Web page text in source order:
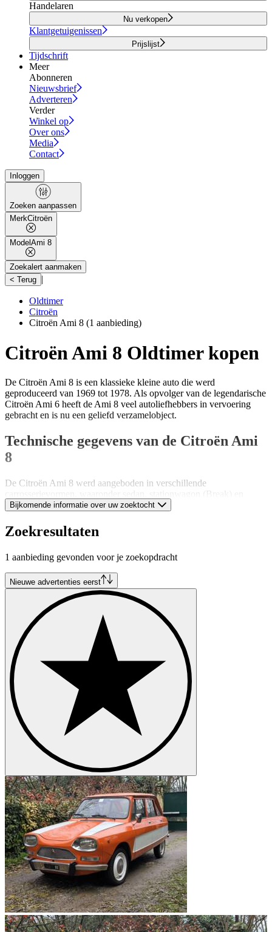
Handelaren
Nu verkopen
Klantgetuigenissen
Prijslijst
Tijdschrift
Meer
Abonneren
Nieuwsbrief
Adverteren
Verder
Winkel op
Over ons
Media
Contact
Inloggen
Zoeken aanpassen
MerkCitroën
Model Ami 8
Zoekalert aanmaken
< Terug |
Oldtimer
Citroën
Citroën Ami 8 (1 aanbieding)
Citroën Ami 8 Oldtimer kopen
De Citroën Ami 8 is een klassieke kleine auto die werd
geproduceerd van 1969 tot 1978. Als opvolger van de legendarische
Citroën Ami 6 heeft de Ami 8 veel autoliefhebbers in vervoering
gebracht en is nu een geliefd verzamelobject.
Technische gegevens van de Citroën Ami
8
De Citroën Ami 8 werd aangeboden in verschillende
carrosserievormen, waaronder sedan, stationwagon (Break) en
cabriolet. De afmetingen van het voertuig waren 3,87 m lang, 1,52
gewicht varieerde van 760 kg tot 830 kg, afhankelijk van het model.
met schroefveren en telescopische schokdempers, terwijl de
telescopische schokdempers. De stuurinrichting was een tandheugel
en het remsysteem bestond uit schijfremmen voor en
trommelremmen achter.
Citroën Ami 8 motorvarianten
De Citroën Ami 8 werd aangeboden met twee verschillende
motoren. Beide waren luchtgekoelde tweecilinder boxermotoren met
een cilinderinhoud van 602 cc:
Ami 8 602: Deze motor had een vermogen van 35 pk bij 5.750 tpm
en een maximumkoppel van 42 Nm bij 3.500 tpm.
Ami 8 Super: De krachtigere motor bood 50 pk bij 6. 750 tpm en
een maximumkoppel van 57 Nm bij 4.000 tpm.
Beide motoren waren gekoppeld aan een handgeschakelde
vierversnellingsbak.
Aantal stuks
In totaal zijn er ongeveer 1,2 miljoen Citroën Ami 8 geproduceerd in
verschillende carrosserie-uitvoeringen. De verdeling van de
aantallen was als volgt:
Ami 8 sedan: ongeveer 722.000 stuks
Ami 8 Break: ongeveer 423.000 stuks
Ami 8 cabriolet: ongeveer 55.000 stuks
Bijkomende informatie over uw zoektocht
Zoekresultaten
1 aanbieding gevonden voor je zoekopdracht
Nieuwe advertenties eerst